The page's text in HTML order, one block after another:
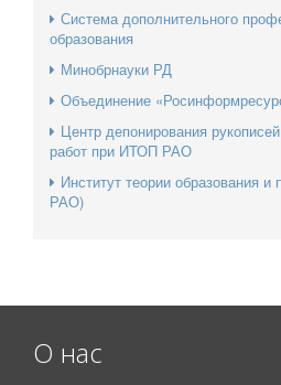
Система дополнительного
образования
Минобрнауки РД
Объединение
Центр депонирования
работ при ИТОП РАО
Институт теории образования
РАО)
О нас